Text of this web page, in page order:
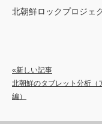
北朝鮮ロックプロジェ
«新しい記事
北朝鮮のタブレット分析（
編）